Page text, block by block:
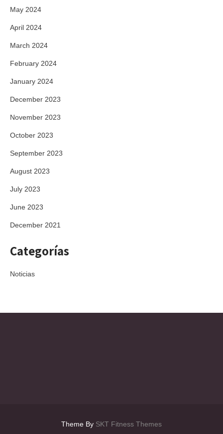
May 2024
April 2024
March 2024
February 2024
January 2024
December 2023
November 2023
October 2023
September 2023
August 2023
July 2023
June 2023
December 2021
Categorías
Noticias
Theme By SKT Fitness Themes